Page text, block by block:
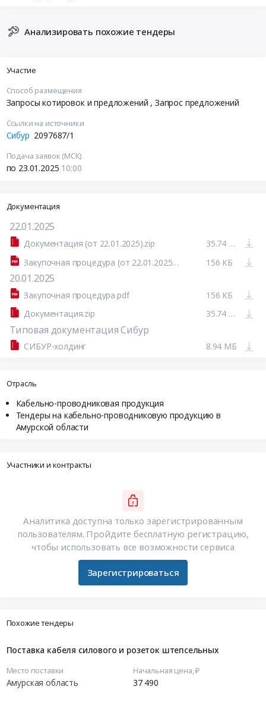
Анализировать похожие тендеры
Участие
Способ размещения
Запросы котировок и предложений , Запрос предложений
Ссылки на источники
Сибур 2097687/1
Подача заявок (МСК)
по 23.01.2025 10:00
Документация
22.01.2025
Документация (от 22.01.2025).zip
35.74 МБ
Закупочная процедура (от 22.01.2025).pdf
156 КБ
20.01.2025
Закупочная процедура.pdf
156 КБ
Документация.zip
35.74 МБ
Типовая документация Сибур
СИБУР-холдинг 8.94 МБ
Отрасль
Кабельно-проводниковая продукция
Тендеры на кабельно-проводниковую продукцию в
Амурской области
Участники и контракты
Аналитика доступна только зарегистрированным
пользователям. Пройдите бесплатную регистрацию,
чтобы использовать все возможности сервиса
Зарегистрироваться
Похожие тендеры
Поставка кабеля силового и розеток штепсельных
Место поставки
Амурская область
Начальная цена, ₽
37 490